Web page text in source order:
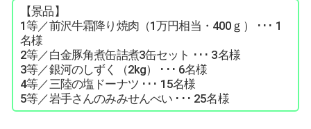
【景品】
1等／前沢牛霜降り焼肉（1万円相当・400ｇ） ･･･ 1
名様
2等／白金豚角煮缶詰煮3缶セット ･･･ 3名様
3等／銀河のしずく（2kg） ･･･ 6名様
4等／三陸の塩ドーナツ ･･･ 15名様
5等／岩手さんのみみせんべい ･･･ 25名様